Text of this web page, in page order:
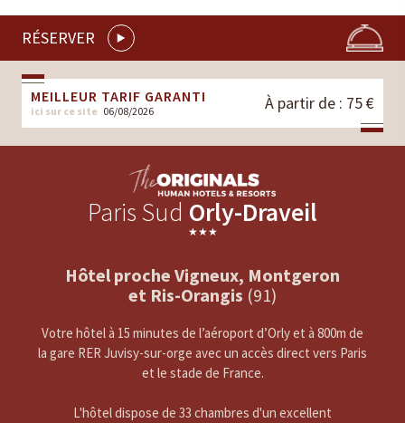
RÉSERVER
MEILLEUR TARIF GARANTI
ici sur ce site 06/08/2026 À partir de : 75 €
Paris Sud Orly-Draveil
★★★
Hôtel proche Vigneux, Montgeron
et Ris-Orangis (91)
Votre hôtel à 15 minutes de l’aéroport d’Orly et à 800m de
la gare RER Juvisy-sur-orge avec un accès direct vers Paris
et le stade de France.
L'hôtel dispose de 33 chambres d'un excellent